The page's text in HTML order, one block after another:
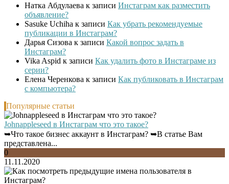
Натка Абдулаева к записи Инстаграм как разместить
объявление?
Sasuke Uchiha к записи Как убрать рекомендуемые
публикации в Инстаграм?
Дарья Сизова к записи Какой вопрос задать в
Инстаграм?
Vika Aspid к записи Как удалить фото в Инстаграме из
серии?
Елена Черенкова к записи Как публиковать в Инстаграм
с компьютера?
Популярные статьи
Johnappleseed в Инстаграм что это такое?
➥Что такое бизнес аккаунт в Инстаграм? ➥В статье Вам
представлена...
0
11.11.2020